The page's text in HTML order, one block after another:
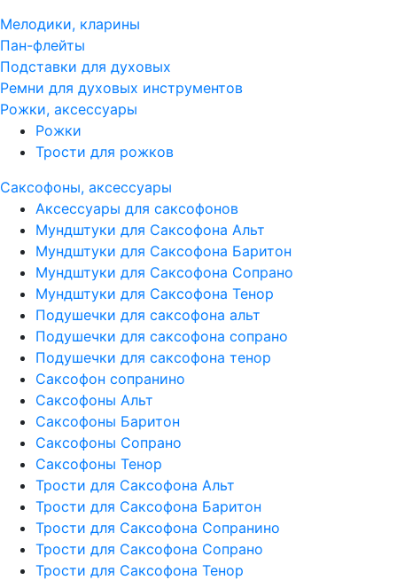
Мелодики, кларины
Пан-флейты
Подставки для духовых
Ремни для духовых инструментов
Рожки, аксессуары
Рожки
Трости для рожков
Саксофоны, аксессуары
Аксессуары для саксофонов
Мундштуки для Саксофона Альт
Мундштуки для Саксофона Баритон
Мундштуки для Саксофона Сопрано
Мундштуки для Саксофона Тенор
Подушечки для саксофона альт
Подушечки для саксофона сопрано
Подушечки для саксофона тенор
Саксофон сопранино
Саксофоны Альт
Саксофоны Баритон
Саксофоны Сопрано
Саксофоны Тенор
Трости для Саксофона Альт
Трости для Саксофона Баритон
Трости для Саксофона Сопранино
Трости для Саксофона Сопрано
Трости для Саксофона Тенор